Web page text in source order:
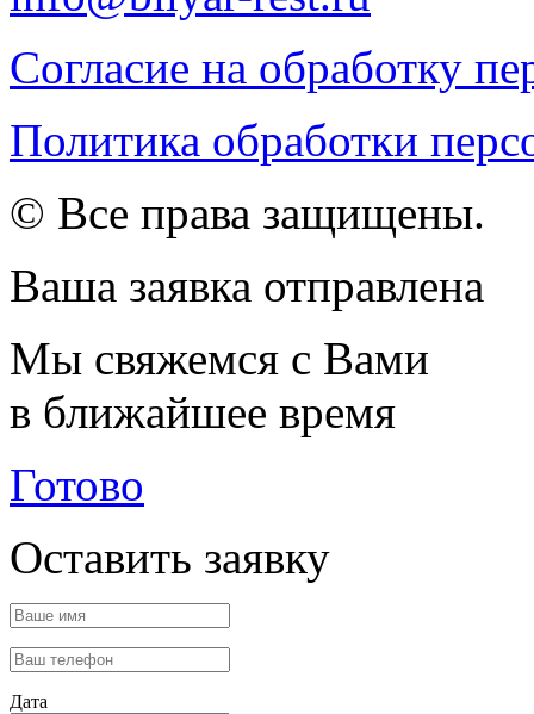
Согласие на обработку
Политика обработки
© Все права защищены.
Ваша заявка отправлена
Мы свяжемся с Вами
в ближайшее время
Готово
Оставить заявку
Дата